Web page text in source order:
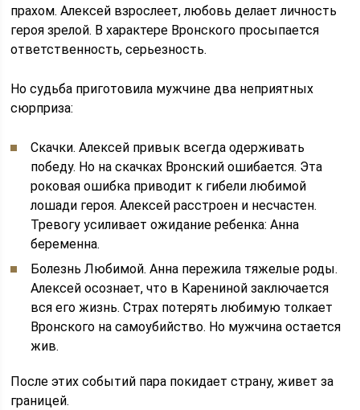
прахом. Алексей взрослеет, любовь делает личность
героя зрелой. В характере Вронского просыпается
ответственность, серьезность.
Но судьба приготовила мужчине два неприятных
сюрприза:
Скачки. Алексей привык всегда одерживать
победу. Но на скачках Вронский ошибается. Эта
роковая ошибка приводит к гибели любимой
лошади героя. Алексей расстроен и несчастен.
Тревогу усиливает ожидание ребенка: Анна
беременна.
Болезнь Любимой. Анна пережила тяжелые роды.
Алексей осознает, что в Карениной заключается
вся его жизнь. Страх потерять любимую толкает
Вронского на самоубийство. Но мужчина остается
жив.
После этих событий пара покидает страну, живет за
границей.